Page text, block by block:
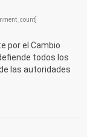
por el Cambio
todos los
las autoridades